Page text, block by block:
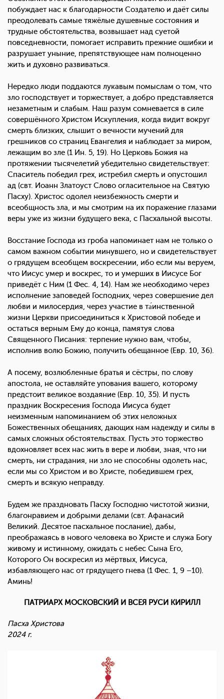
побуждает нас к благодарности Создателю и даёт силы
преодолевать самые тяжёлые душевные состояния и
трудные обстоятельства, возвышает над суетой
повседневности, помогает исправить прежние ошибки и
разрушает уныние, препятствующее нам полноценно
жить и духовно развиваться.
Нередко люди поддаются лукавым помыслам о том, что
зло господствует и торжествует, а добро представляется
незаметным и слабым. Наш разум сомневается в силе
совершённого Христом Искупления, когда видит вокруг
смерть близких, слышит о вечности мучений для
грешников со страниц Евангелия и наблюдает за миром,
лежащим во зле (1 Ин. 5, 19). Но Церковь Божия на
протяжении тысячелетий убедительно свидетельствует:
Спаситель победил грех, истребил смерть и опустошил
ад (свт. Иоанн Златоуст Слово огласительное на Святую
Пасху). Христос одолел неизбежность смерти и
всеобщность зла, и мы смотрим на их поражение глазами
веры уже из жизни будущего века, с Пасхальной высоты.
Восстание Господа из гроба напоминает нам не только о
самом важном событии минувшего, но и свидетельствует
о грядущем всеобщем воскресении, ибо если мы веруем,
что Иисус умер и воскрес, то и умерших в Иисусе Бог
приведёт с Ним (1 Фес. 4, 14). Нам же необходимо через
исполнение заповедей Господних, через совершение дел
любви и милосердия, через участие в та́инственной
жизни Церкви присоединиться к Христовой победе и
остаться верным Ему до конца, памятуя слова
Священного Писания: терпение нужно вам, чтобы,
исполнив волю Божию, получить обещанное (Евр. 10, 36).
А посему, возлюбленные братья и сёстры, по слову
апостола, не оставляйте упования вашего, которому
предстоит великое воздаяние (Евр. 10, 35). И пусть
праздник Воскресения Господа Иисуса будет
неизменным напоминанием об этих неложных
Божественных обещаниях, дающих нам надежду и силы в
самых сложных обстоятельствах. Пусть это торжество
вдохновляет всех нас жить в вере и любви, зная, что ни
смерть, ни страдания, ни зло не способны одолеть нас,
если мы со Христом и во Христе, победившем грех,
смерть и всякую неправду.
Будем же праздновать Пасху Господню чистотой жизни,
благонравием и добрыми делами (свт. Афанасий
Великий. Десятое пасхальное послание), дабы,
преображаясь в нового человека во Христе и служа Богу
живому и истинному, ожидать с небес Сына Его,
Которого Он воскресил из мёртвых, Иисуса,
избавляющего нас от грядущего гнева (1 Фес. 1, 9 –10).
Аминь!
ПАТРИАРХ МОСКОВСКИЙ И ВСЕЯ РУСИ КИРИЛЛ
Пасха Христова
2024 г.